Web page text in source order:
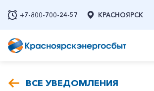
+7-800-700-24-57 КРАСНОЯРСК
ВСЕ УВЕДОМЛЕНИЯ